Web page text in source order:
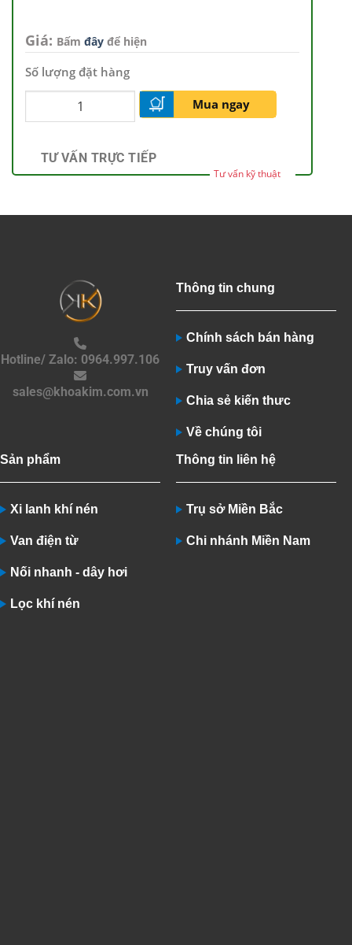
Giá: Bấm đây để hiện
Số lượng đặt hàng
Mua ngay
TƯ VẤN TRỰC TIẾP
Tư vấn kỹ thuật
Hotline/ Zalo: 0964.997.106
sales@khoakim.com.vn
Thông tin chung
Chính sách bán hàng
Truy vấn đơn
Chia sẻ kiến thưc
Về chúng tôi
Sản phẩm
Xi lanh khí nén
Van điện từ
Nối nhanh - dây hơi
Lọc khí nén
Thông tin liên hệ
Trụ sở Miền Bắc
Chi nhánh Miền Nam